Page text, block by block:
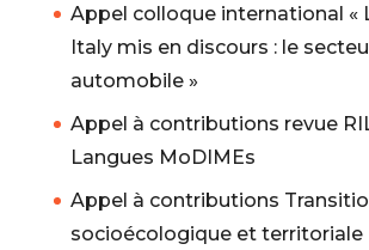
Appel colloque international «
Italy mis en discours : le
automobile »
Appel à contributions revue
Langues MoDIMEs
Appel à contributions
socioécologique et territoriale